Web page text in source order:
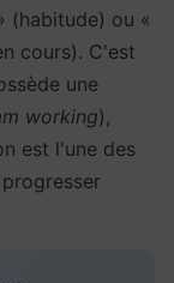
(habitude) ou «
cours). C'est
une
working),
est l'une des